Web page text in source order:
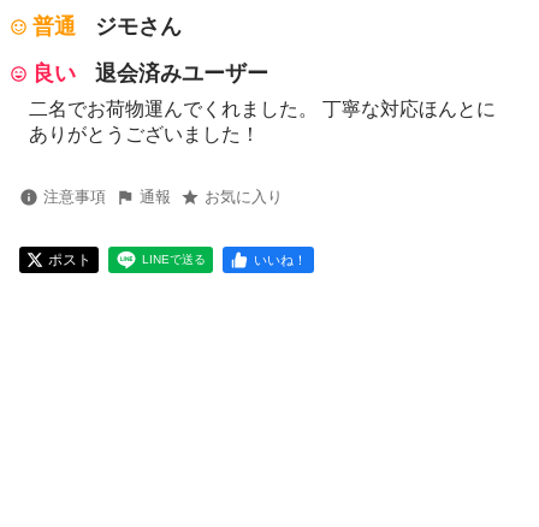
普通
ジモさん
良い
退会済みユーザー
二名でお荷物運んでくれました。 丁寧な対応ほんとに
ありがとうございました！
注意事項 通報 お気に入り
ポスト LINEで送る いいね！